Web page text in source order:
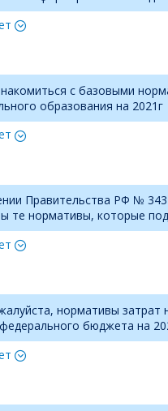
с базовыми
образования на 2021г
Правительства РФ №
те нормативы, которые
нормативы затрат
бюджета на